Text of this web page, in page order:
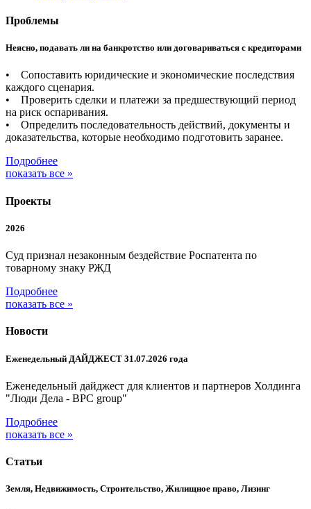
Проблемы
Неясно, подавать ли на банкротство или договариваться с кредиторами
• Сопоставить юридические и экономические последствия
каждого сценария.
• Проверить сделки и платежи за предшествующий период
на риск оспаривания.
• Определить последовательность действий, документы и
доказательства, которые необходимо подготовить заранее.
Подробнее
показать все »
Проекты
2026
Суд признал незаконным бездействие Роспатента по
товарному знаку РЖД
Подробнее
показать все »
Новости
Еженедельный ДАЙДЖЕСТ 31.07.2026 года
Еженедельный дайджест для клиентов и партнеров Холдинга
"Люди Дела - BPC group"
Подробнее
показать все »
Статьи
Земля, Недвижимость, Строительство, Жилищное право, Лизинг